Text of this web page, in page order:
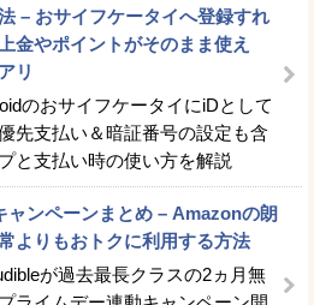
– おサイフケータイへ登録すれ
金やポイントがそのまま使え
リ
のおサイフケータイにiDとして
先支払い＆暗証番号の設定も含
と支払い時の使い方を解説
ャンペーンまとめ – Amazonの朗
よりもおトクに利用する方法
が過去最長クラスの2ヵ月無